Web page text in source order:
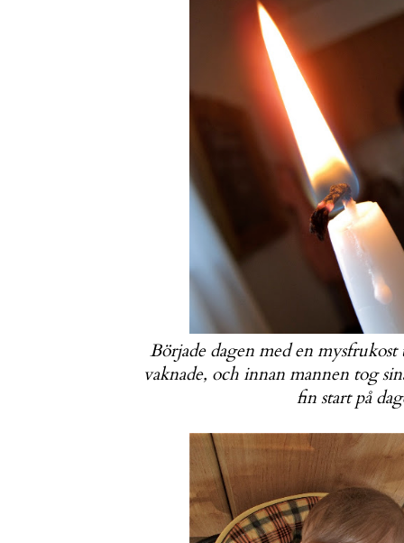
Började dagen med en
vaknade, och innan mannen tog
fin start på